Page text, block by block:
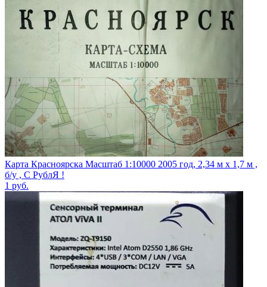
Карта Красноярска Масштаб 1:10000 2005 год, 2,34 м х 1,7 м ,
б/у , С РублЯ !
1 руб.